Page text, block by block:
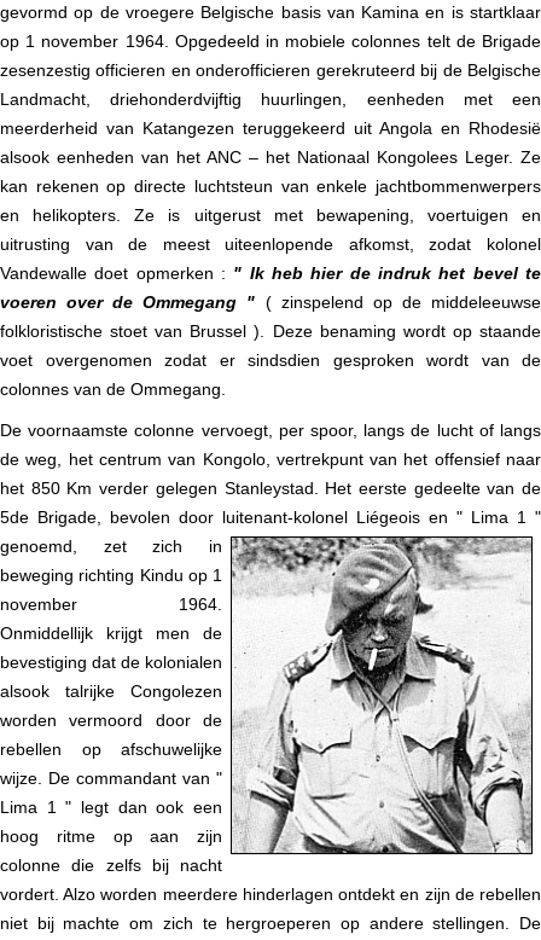
gevormd op de vroegere Belgische basis van Kamina en is startklaar
op 1 november 1964. Opgedeeld in mobiele colonnes telt de Brigade
zesenzestig officieren en onderofficieren gerekruteerd bij de Belgische
Landmacht, driehonderdvijftig huurlingen, eenheden met een
meerderheid van Katangezen teruggekeerd uit Angola en Rhodesië
alsook eenheden van het ANC – het Nationaal Kongolees Leger. Ze
kan rekenen op directe luchtsteun van enkele jachtbommenwerpers
en helikopters.Ze is uitgerust met bewapening, voertuigen en
uitrusting van de meest uiteenlopende afkomst, zodat kolonel
Vandewalle doet opmerken : " Ik heb hier de indruk het bevel te
voeren over de Ommegang " ( zinspelend op de middeleeuwse
folkloristische stoet van Brussel ). Deze benaming wordt op staande
voet overgenomen zodat er sindsdien gesproken wordt van de
colonnes van de Ommegang.
De voornaamste colonne vervoegt, per spoor, langs de lucht of langs
de weg, het centrum van Kongolo, vertrekpunt van het offensief naar
het 850 Km verder gelegen Stanleystad. Het eerste gedeelte van de
5de Brigade, bevolen door luitenant-kolonel Liégeois en " Lima 1 "
genoemd, zet zich in
beweging richting Kindu op 1
november 1964.
Onmiddellijk krijgt men de
bevestiging dat de kolonialen
alsook talrijke Congolezen
worden vermoord door de
rebellen op afschuwelijke
wijze. De commandant van "
Lima 1 " legt dan ook een
hoog ritme op aan zijn
colonne die zelfs bij nacht
vordert. Alzo worden meerdere hinderlagen ontdekt en zijn de rebellen
niet bij machte om zich te hergroeperen op andere stellingen. De